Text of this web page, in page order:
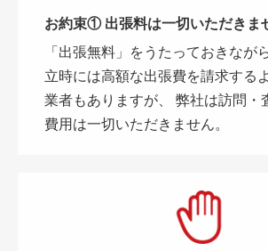
お約束① 出張料は一切いただきま
「出張無料」をうたっておきなが
立時には高額な出張費を請求する
業者もありますが、 弊社は訪問・
費用は一切いただきません。